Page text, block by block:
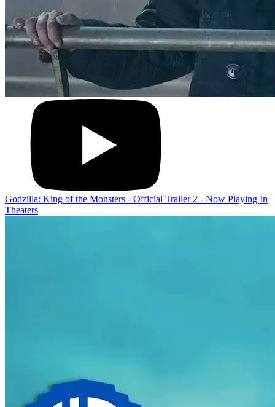
Godzilla: King of the Monsters - Official Trailer 2 - Now Playing In
Theaters